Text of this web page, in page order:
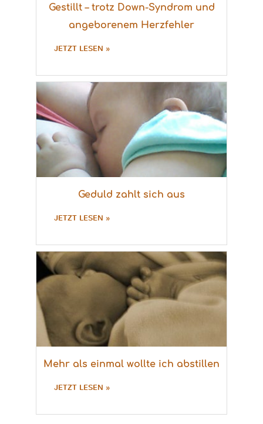
Gestillt – trotz Down-Syndrom und
angeborenem Herzfehler
JETZT LESEN »
Geduld zahlt sich aus
JETZT LESEN »
Mehr als einmal wollte ich abstillen
JETZT LESEN »